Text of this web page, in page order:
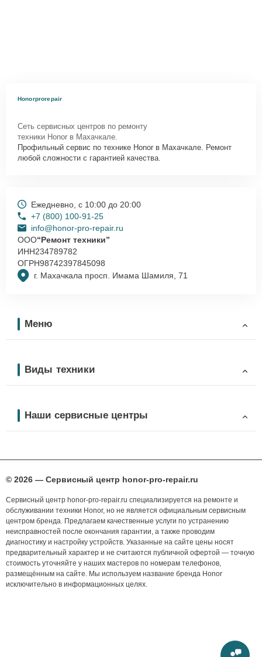
Honorprorepair
Сеть сервисных центров по ремонту
техники Honor в Махачкале.
Профильный сервис по технике Honor в Махачкале. Ремонт
любой сложности с гарантией качества.
г. Махачкала просп. Имама Шамиля, 71
Ежедневно, с 10:00 до 20:00
+7 (800) 100-91-25
info@honor-pro-repair.ru
ООО“Ремонт техники”
ИНН234789782
ОГРН98742397845098
Меню
Виды техники
Наши сервисные центры
© 2026 — Сервисный центр honor-pro-repair.ru
Сервисный центр honor-pro-repair.ru специализируется на ремонте и
обслуживании техники Honor, но не является официальным сервисным
центром бренда. Предлагаем качественные услуги по устранению
неисправностей после окончания гарантии, а также проводим
диагностику и настройку устройств. Указанные на сайте цены носят
предварительный характер и не считаются публичной офертой — точную
стоимость уточняйте у наших мастеров по номерам телефонов,
размещённым на сайте. Мы используем название бренда Honor
исключительно в информационных целях.